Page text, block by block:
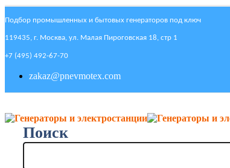
Подбор промышленных и бытовых генераторов под ключ
119435, г. Москва, ул. Малая Пироговская 18, стр 1
+7 (495) 492-67-70
zakaz@pnevmotex.com
Поиск